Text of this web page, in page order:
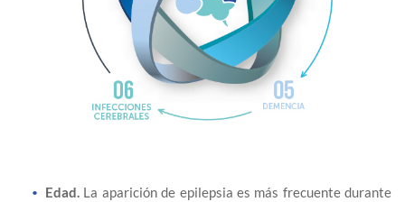
Edad. La aparición de epilepsia es más frecuente durante